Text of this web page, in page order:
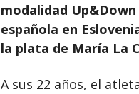
modalidad
española en
la plata de María La
A sus 22 años, el